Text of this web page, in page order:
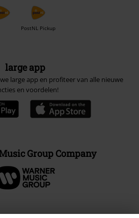
PostNL Pickup
large app
large app en profiteer van alle nieuwe
en voordelen!
Group Company